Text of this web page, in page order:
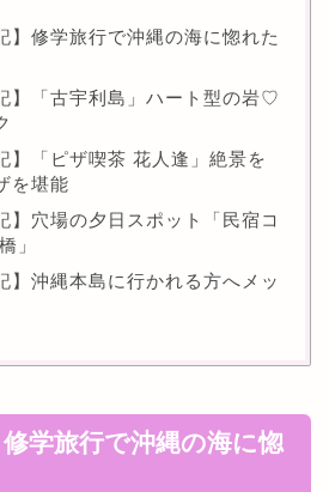
】修学旅行で沖縄の海に惚れた
】「古宇利島」ハート型の岩♡
】「ピザ喫茶 花人逢」絶景を
を堪能
】穴場の夕日スポット「民宿コ
」
】沖縄本島に行かれる方へメッ
修学旅行で沖縄の海に惚